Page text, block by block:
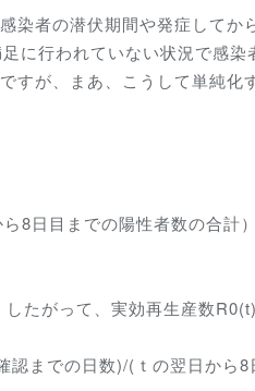
者の潜伏期間や発症してか
に行われていない状況で感
が、まあ、こうして単純化
8日目までの陽性者数の合計
たがって、実効再生産数
までの日数)/(ｔの翌日から8